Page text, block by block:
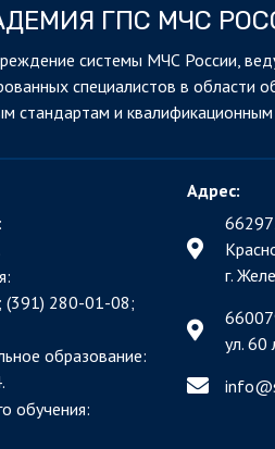
ГПС МЧС
системы МЧС России,
специалистов в области
стандартам и
280-01-08;
образование:
обучения:
Адрес:
г.
ул. 60